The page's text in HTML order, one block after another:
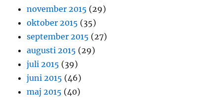
november 2015 (29)
oktober 2015 (35)
september 2015 (27)
augusti 2015 (29)
juli 2015 (39)
juni 2015 (46)
maj 2015 (40)